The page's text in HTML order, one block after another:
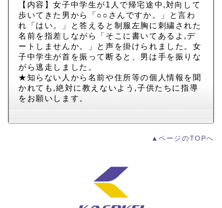
【内容】女子中学生が1人で帰宅途中,対向して
歩いてきた男から「○○さんですか。」と言わ
れ「はい。」と答えると制服左胸に刺繍された
名前を指差しながら「そこに書いてあるよ,デ
ートしませんか。」と声を掛けられました。女
子中学生が首を振って断ると、男は手を振りな
がら逃走しました。
★知らない人から名前や住所等の個人情報を聞
かれても,絶対に教えないよう,子供たちに指導
をお願いします。
▲ページのTOPへ